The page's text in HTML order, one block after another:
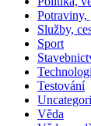
Potraviny,
Služby,
Sport
Testování
Věda